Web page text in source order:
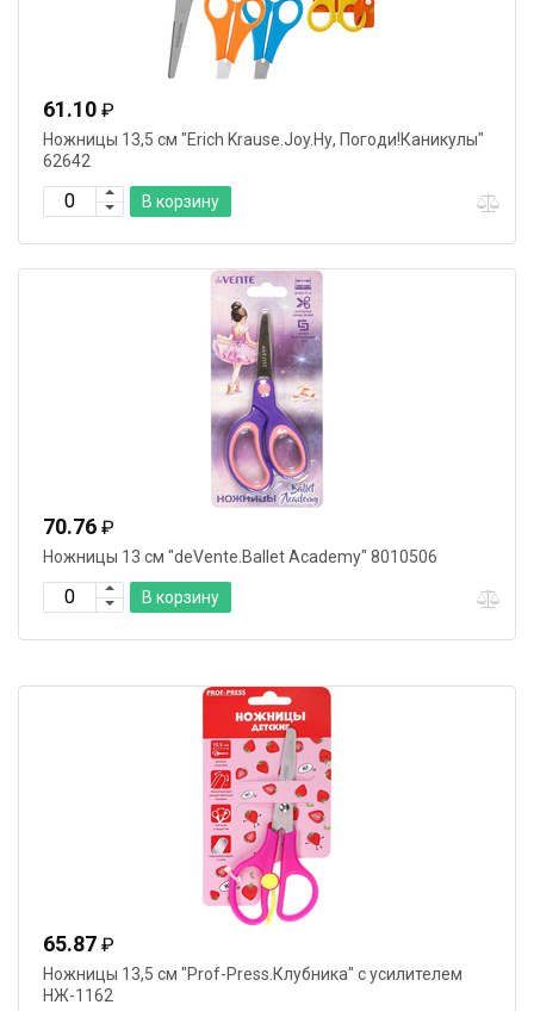
61.10 ₽
Ножницы 13,5 см "Erich Krause.Joy.Ну, Погоди!Каникулы"
62642
В корзину
70.76 ₽
Ножницы 13 см "deVente.Ballet Academy" 8010506
В корзину
65.87 ₽
Ножницы 13,5 cм "Prof-Press.Клубника" с усилителем
НЖ-1162